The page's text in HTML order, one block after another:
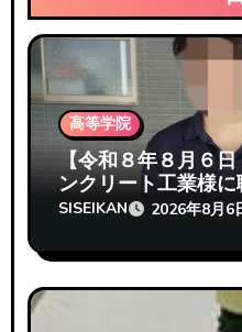
高等学院
【令和８年８月６
ンクリート工業様
たぞ 志成館高等学
SISEIKAN 2026年8月6